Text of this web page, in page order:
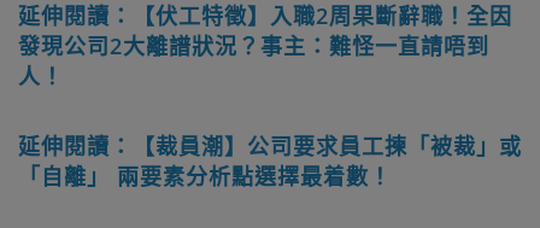
延伸閱讀：【伏工特徵】入職2周果斷辭職！全因
發現公司2大離譜狀況？事主：難怪一直請唔到
人！
延伸閱讀：【裁員潮】公司要求員工揀「被裁」或
「自離」 兩要素分析點選擇最着數！